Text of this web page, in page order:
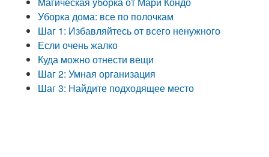
Уборка дома: все по полочкам
Шаг 1: Избавляйтесь от всего ненужного
Если очень жалко
Куда можно отнести вещи
Шаг 2: Умная организация
Шаг 3: Найдите подходящее место